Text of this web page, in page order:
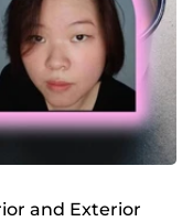
and Exterior